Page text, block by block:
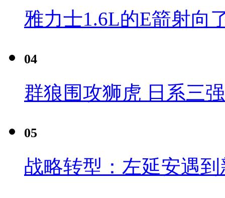
雅力士1.6L的E箭射向
04
群狼围攻狮虎 日系三
05
战略转型：左延安遇